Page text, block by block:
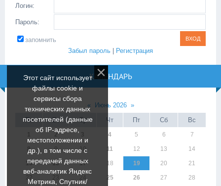
Логин:
Пароль:
запомнить
Забыл пароль
Регистрация
КАЛЕНДАРЬ
« Июнь 2026 »
Пн
Вт Ср Чт Пт Сб Вс
4 5 6 7
8 9 10 11 12 13 14
15 16 17 18 19 20 21
22 25 26 27 28
Этот сайт использует
файлы cookie и
сервисы сбора
технических данных
посетителей (данные
об IP-адресе,
местоположении и
др.), в том числе с
передачей данных
веб-аналитик Яндекс
Метрика, Спутник/